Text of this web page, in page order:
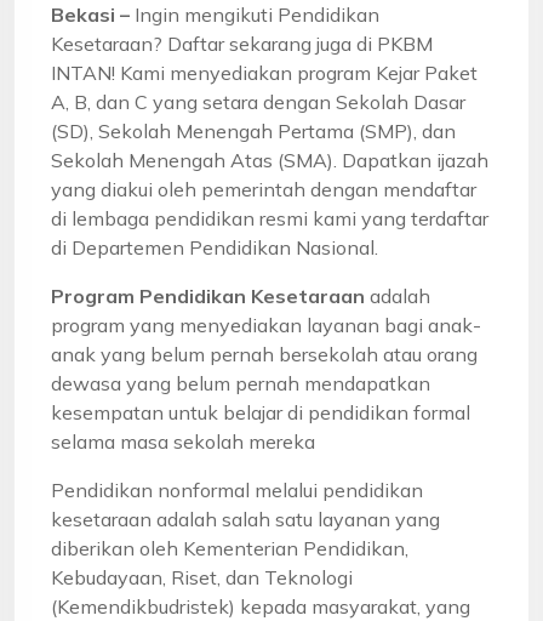
Bekasi – Ingin mengikuti Pendidikan
Kesetaraan? Daftar sekarang juga di PKBM
INTAN! Kami menyediakan program Kejar Paket
A, B, dan C yang setara dengan Sekolah Dasar
(SD), Sekolah Menengah Pertama (SMP), dan
Sekolah Menengah Atas (SMA). Dapatkan ijazah
yang diakui oleh pemerintah dengan mendaftar
di lembaga pendidikan resmi kami yang terdaftar
di Departemen Pendidikan Nasional.
Program Pendidikan Kesetaraan adalah
program yang menyediakan layanan bagi anak-
anak yang belum pernah bersekolah atau orang
dewasa yang belum pernah mendapatkan
kesempatan untuk belajar di pendidikan formal
selama masa sekolah mereka
Pendidikan nonformal melalui pendidikan
kesetaraan adalah salah satu layanan yang
diberikan oleh Kementerian Pendidikan,
Kebudayaan, Riset, dan Teknologi
(Kemendikbudristek) kepada masyarakat, yang